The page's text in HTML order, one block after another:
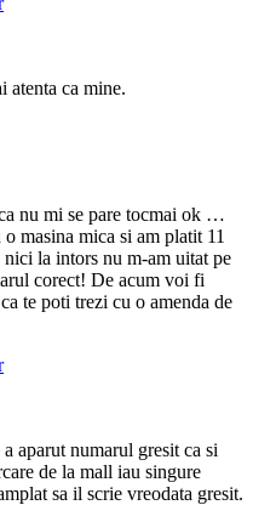
atenta ca mine.
nu mi se pare tocmai ok …
masina mica si am platit 11
la intors nu m-am uitat pe
corect! De acum voi fi
te poti trezi cu o amenda de
aparut numarul gresit ca si
de la mall iau singure
sa il scrie vreodata gresit.